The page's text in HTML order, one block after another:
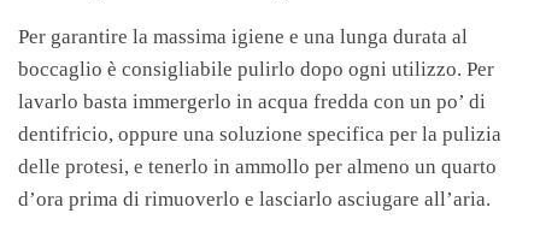
Per garantire la massima igiene e una lunga durata al
boccaglio è consigliabile pulirlo dopo ogni utilizzo. Per
lavarlo basta immergerlo in acqua fredda con un po’ di
dentifricio, oppure una soluzione specifica per la pulizia
delle protesi, e tenerlo in ammollo per almeno un quarto
d’ora prima di rimuoverlo e lasciarlo asciugare all’aria.